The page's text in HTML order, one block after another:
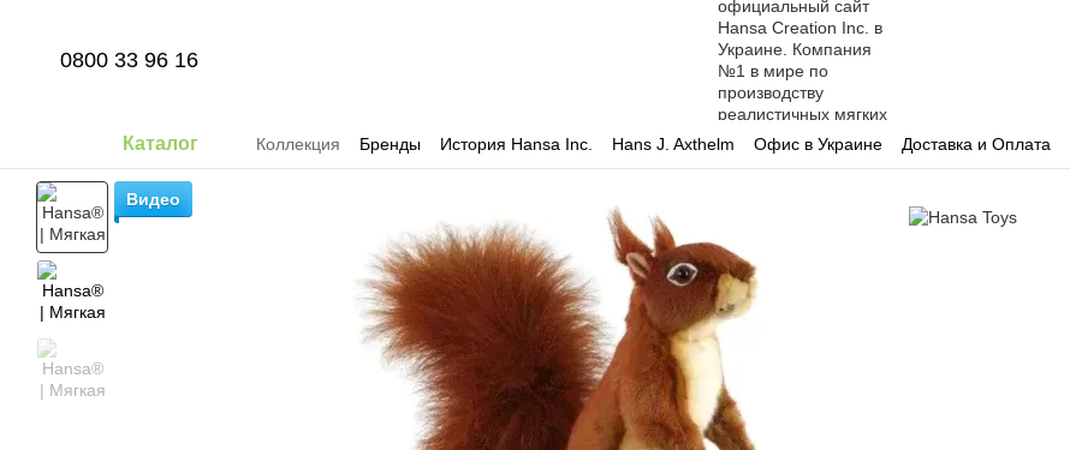
0800 33 96 16
Каталог Коллекция Бренды История Hansa Inc. Hans J. Axthelm Офис в Украине Доставка и Оплата
Видео